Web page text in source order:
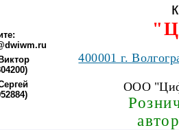
Виктор
400001г.
ООО